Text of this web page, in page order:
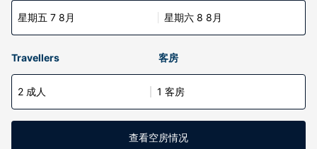
星期五 7 8月 星期六 8 8月
Travellers 客房
2 成人 1 客房
查看空房情况